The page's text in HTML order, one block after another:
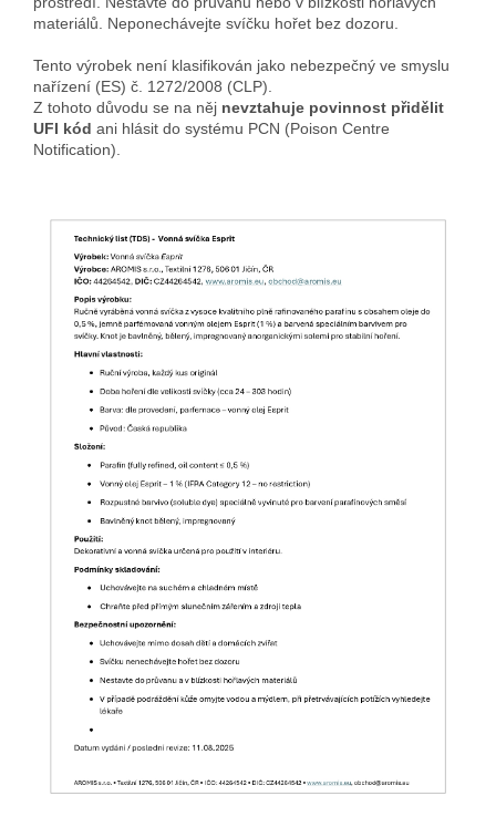
materiálů. Neponechávejte svíčku hořet bez dozoru.
Tento výrobek není klasifikován jako nebezpečný ve smyslu
nařízení (ES) č. 1272/2008 (CLP).
Z tohoto důvodu se na něj nevztahuje povinnost přidělit
UFI kód ani hlásit do systému PCN (Poison Centre
Notification).